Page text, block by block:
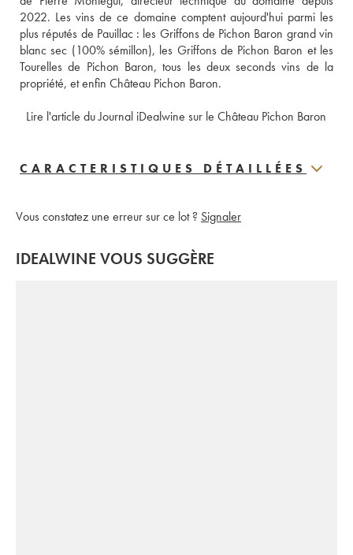
2022. Les vins de ce domaine comptent aujourd'hui parmi les
plus réputés de Pauillac : les Griffons de Pichon Baron grand vin
blanc sec (100% sémillon), les Griffons de Pichon Baron et les
Tourelles de Pichon Baron, tous les deux seconds vins de la
propriété, et enfin Château Pichon Baron.
Lire l'article du Journal iDealwine sur le Château Pichon Baron
CARACTERISTIQUES DÉTAILLÉES
Vous constatez une erreur sur ce lot ? Signaler
IDEALWINE VOUS SUGGÈRE